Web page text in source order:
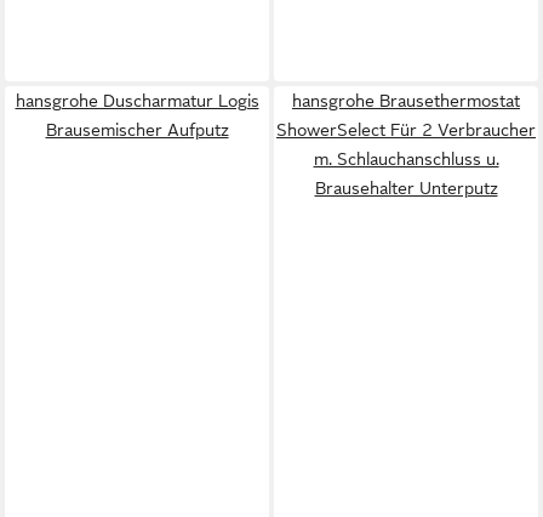
hansgrohe Duscharmatur Logis
Brausemischer Aufputz
hansgrohe Brausethermostat
ShowerSelect Für 2 Verbraucher
m. Schlauchanschluss u.
Brausehalter Unterputz